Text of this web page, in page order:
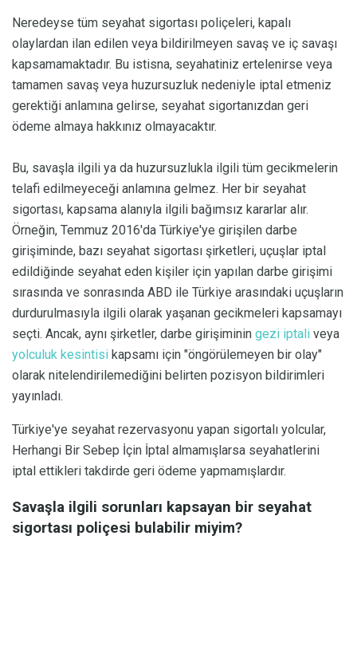
Neredeyse tüm seyahat sigortası poliçeleri, kapalı
olaylardan ilan edilen veya bildirilmeyen savaş ve iç savaşı
kapsamamaktadır. Bu istisna, seyahatiniz ertelenirse veya
tamamen savaş veya huzursuzluk nedeniyle iptal etmeniz
gerektiği anlamına gelirse, seyahat sigortanızdan geri
ödeme almaya hakkınız olmayacaktır.
Bu, savaşla ilgili ya da huzursuzlukla ilgili tüm gecikmelerin
telafi edilmeyeceği anlamına gelmez. Her bir seyahat
sigortası, kapsama alanıyla ilgili bağımsız kararlar alır.
Örneğin, Temmuz 2016'da Türkiye'ye girişilen darbe
girişiminde, bazı seyahat sigortası şirketleri, uçuşlar iptal
edildiğinde seyahat eden kişiler için yapılan darbe girişimi
sırasında ve sonrasında ABD ile Türkiye arasındaki uçuşların
durdurulmasıyla ilgili olarak yaşanan gecikmeleri kapsamayı
seçti. Ancak, aynı şirketler, darbe girişiminin gezi iptali veya
yolculuk kesintisi kapsamı için "öngörülemeyen bir olay"
olarak nitelendirilemediğini belirten pozisyon bildirimleri
yayınladı.
Türkiye'ye seyahat rezervasyonu yapan sigortalı yolcular,
Herhangi Bir Sebep İçin İptal almamışlarsa seyahatlerini
iptal ettikleri takdirde geri ödeme yapmamışlardır.
Savaşla ilgili sorunları kapsayan bir seyahat
sigortası poliçesi bulabilir miyim?